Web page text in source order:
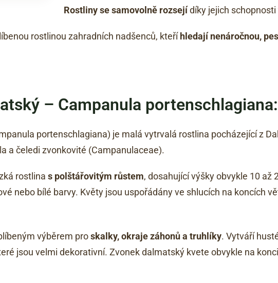
Rostliny se samovolně rozsejídíky jejich
rostlinou zahradních nadšenců, kteříhledají nenáročnou,
– Campanula
portenschlagiana) je malá vytrvalá rostlina pocházející z
a čeledi zvonkovité (Campanulaceae).
rostlina s polštářovitým růstem, dosahující výšky obvykle 10
nebo bílé barvy. Květy jsou uspořádány ve shlucích na koncích
výběrem proskalky, okraje záhonů a truhlíky. Vytváří
jsou velmi dekorativní. Zvonek dalmatský kvete obvykle na konci